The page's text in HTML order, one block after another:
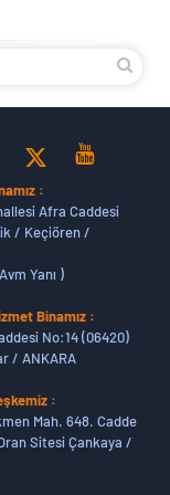
:
Afra Caddesi
/ Keçiören /
Yanı )
Binamız :
No:14 (06420)
/ ANKARA
:
Mah. 648. Cadde
Sitesi Çankaya /